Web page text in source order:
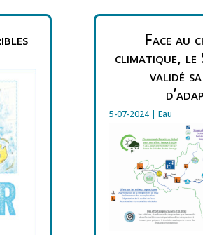
Face au
climatique, le
validé
5-07-2024| Eau